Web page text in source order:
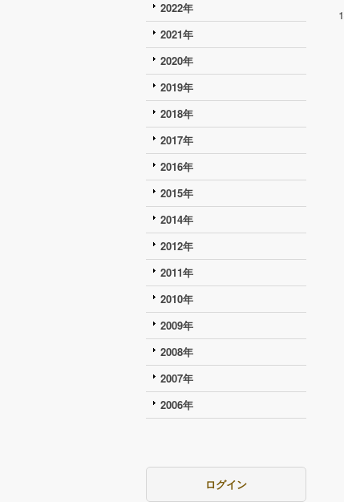
2022年
2021年
2020年
2019年
2018年
2017年
2016年
2015年
2014年
2012年
2011年
2010年
2009年
2008年
2007年
2006年
ログイン
1